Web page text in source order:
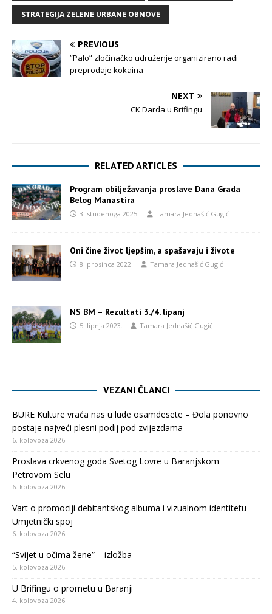
STRATEGIJA ZELENE URBANE OBNOVE
PREVIOUS
”Palo” zločinačko udruženje organizirano radi
preprodaje kokaina
NEXT
CK Darda u Brifingu
RELATED ARTICLES
Program obilježavanja proslave Dana Grada
Belog Manastira
3. studenoga 2025. Tamara Jednašić Gugić
Oni čine život ljepšim, a spašavaju i živote
8. prosinca 2022. Tamara Jednašić Gugić
NS BM – Rezultati 3./4. lipanj
5. lipnja 2023. Tamara Jednašić Gugić
VEZANI ČLANCI
BURE Kulture vraća nas u lude osamdesete – Đola ponovno
postaje najveći plesni podij pod zvijezdama
6. kolovoza 2026.
Proslava crkvenog goda Svetog Lovre u Baranjskom
Petrovom Selu
6. kolovoza 2026.
Vart o promociji debitantskog albuma i vizualnom identitetu –
Umjetnički spoj
6. kolovoza 2026.
“Svijet u očima žene” – izložba
5. kolovoza 2026.
U Brifingu o prometu u Baranji
4. kolovoza 2026.